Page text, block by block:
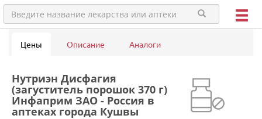
Цены Описание Аналоги
Нутриэн Дисфагия
(загуститель порошок 370 г)
Инфаприм ЗАО - Россия в
аптеках города Кушвы